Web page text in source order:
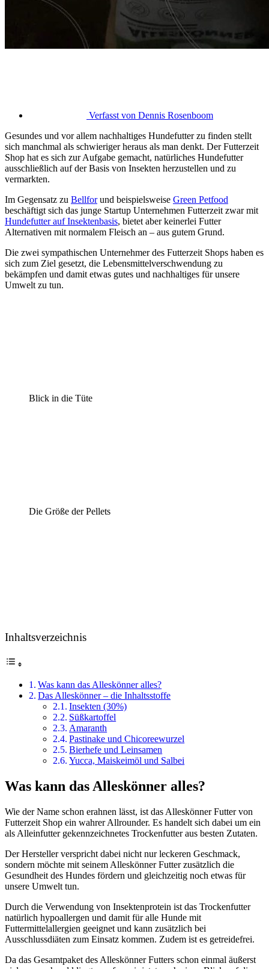
Verfasst von Dennis Rosenboom
Gesundes und vor allem nachhaltiges Hundefutter zu finden stellt
sich manchmal als schwieriger heraus als man denkt. Der Futterzeit
Shop hat es sich zur Aufgabe gemacht, natürliches Hundefutter
ausschließlich auf der Basis von Insekten herzustellen und zu
vermarkten.
Im Gegensatz zu Bellforund beispielsweise Green Petfood
beschäftigt sich das junge Startup Unternehmen Futterzeit zwar mit
Hundefutter auf Insektenbasis, bietet aber keinerlei Futter
Alternativen mit normalem Fleisch an – aus gutem Grund.
Die zwei sympathischen Unternehmer des Futterzeit Shops haben es
sich zum Ziel gesetzt, die Lebensmittelverschwendung zu
bekämpfen und damit etwas gutes und nachhaltiges für unsere
Umwelt zu tun.
Blick in die Tüte
Die Größe der Pellets
Inhaltsverzeichnis
Was kann das Alleskönner alles?
Das Alleskönner – die Inhaltsstoffe
Insekten (30%)
Süßkartoffel
Amaranth
Pastinake und Chicoreewurzel
Bierhefe und Leinsamen
Yucca, Maiskeimöl und Salbei
Was kann das Alleskönner alles?
Wie der Name schon erahnen lässt, ist das Alleskönner Futter von
Futterzeit Shop ein wahrer Allrounder. Es handelt sich dabei um ein
als Alleinfutter gekennzeichnetes Trockenfutter aus besten Zutaten.
Der Hersteller verspricht dabei nicht nur leckeren Geschmack,
sondern möchte mit seinem Alleskönner Futter zusätzlich die
Gesundheit des Hundes fördern und gleichzeitig noch etwas für
unsere Umwelt tun.
Durch die Verwendung von Insektenprotein ist das Trockenfutter
natürlich hypoallergen und damit für alle Hunde mit
Futtermittelallergien geeignet und kann zusätzlich bei
Ausschlussdiäten zum Einsatz kommen. Zudem ist es getreidefrei.
Da das Gesamtpaket des Alleskönner Futters schon einmal äußerst